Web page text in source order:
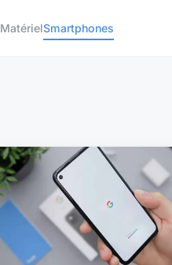
MatérielSmartphones